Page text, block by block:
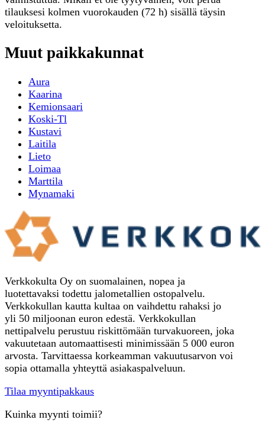
tilauksesi kolmen vuorokauden (72 h) sisällä täysin
veloituksetta.
Muut paikkakunnat
Aura
Kaarina
Kemionsaari
Koski-Tl
Kustavi
Laitila
Lieto
Loimaa
Marttila
Mynamaki
Verkkokulta Oy on suomalainen, nopea ja
luotettavaksi todettu jalometallien ostopalvelu.
Verkkokullan kautta kultaa on vaihdettu rahaksi jo
yli 50 miljoonan euron edestä. Verkkokullan
nettipalvelu perustuu riskittömään turvakuoreen, joka
vakuutetaan automaattisesti minimissään 5 000 euron
arvosta. Tarvittaessa korkeamman vakuutusarvon voi
sopia ottamalla yhteyttä asiakaspalveluun.
Tilaa myyntipakkaus
Kuinka myynti toimii?